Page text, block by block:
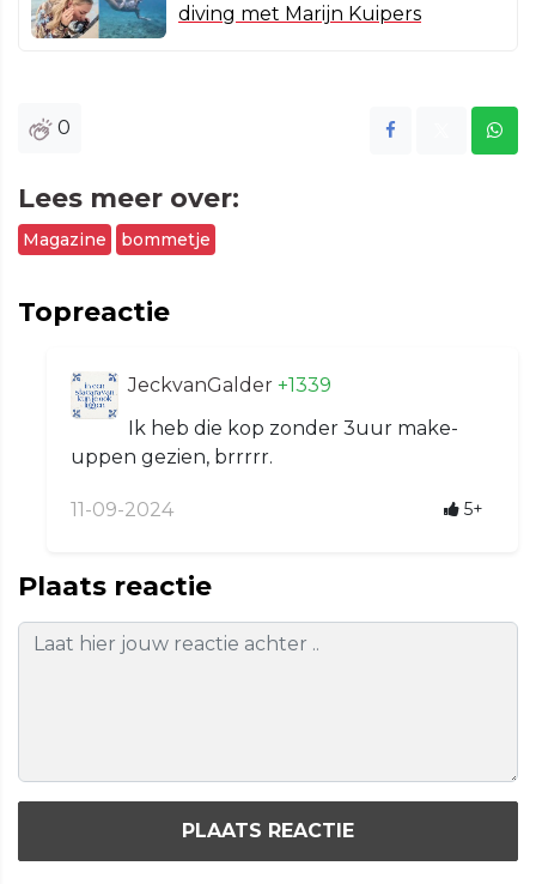
diving met Marijn Kuipers
0
Lees meer over:
Magazine bommetje
Topreactie
JeckvanGalder +1339
Ik heb die kop zonder 3uur make-
uppen gezien, brrrrr.
11-09-2024 5+
Plaats reactie
PLAATS REACTIE